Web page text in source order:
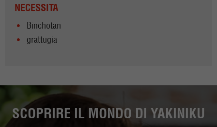
NECESSITA
Binchotan
grattugia
SCOPRIRE IL MONDO DI YAKINIKU